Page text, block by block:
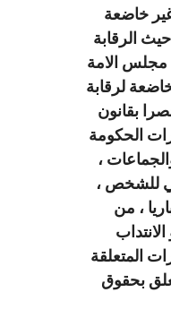
خاضعة
الرقابة
مجلس الامة
لرقابة
بقانون
الحكومة
،
للشخص ،
، من
المتعلقة
بحقوق